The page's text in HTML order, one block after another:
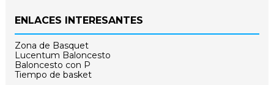
ENLACES INTERESANTES
Zona de Basquet
Lucentum Baloncesto
Baloncesto con P
Tiempo de basket